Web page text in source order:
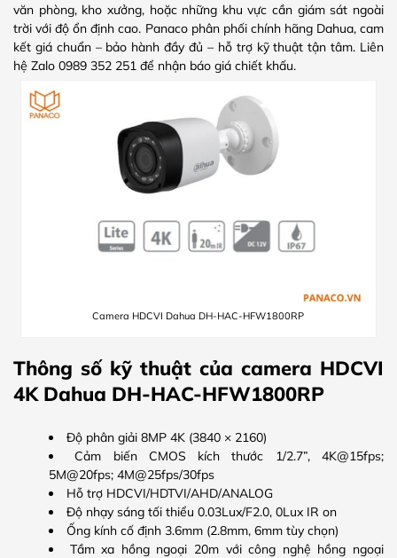
văn phòng, kho xưởng, hoặc những khu vực cần giám sát ngoài
trời với độ ổn định cao. Panaco phân phối chính hãng Dahua, cam
kết giá chuẩn – bảo hành đầy đủ – hỗ trợ kỹ thuật tận tâm. Liên
hệ Zalo 0989 352 251 để nhận báo giá chiết khấu.
Camera HDCVI Dahua DH-HAC-HFW1800RP
Thông số kỹ thuật của camera HDCVI
4K Dahua DH-HAC-HFW1800RP
Độ phân giải 8MP 4K (3840 × 2160)
Cảm biến CMOS kích thước 1/2.7”, 4K@15fps;
5M@20fps; 4M@25fps/30fps
Hỗ trợ HDCVI/HDTVI/AHD/ANALOG
Độ nhạy sáng tối thiểu 0.03Lux/F2.0, 0Lux IR on
Ống kính cố định 3.6mm (2.8mm, 6mm tùy chọn)
Tầm xa hồng ngoại 20m với công nghệ hồng ngoại